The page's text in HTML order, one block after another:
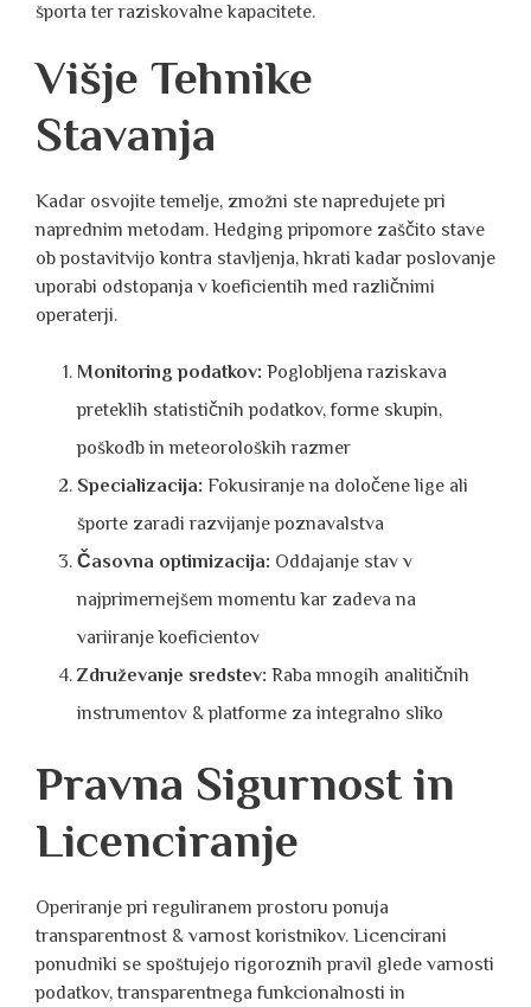
športa ter raziskovalne kapacitete.
Višje Tehnike
Stavanja
Kadar osvojite temelje, zmožni ste napredujete pri
naprednim metodam. Hedging pripomore zaščito stave
ob postavitvijo kontra stavljenja, hkrati kadar poslovanje
uporabi odstopanja v koeficientih med različnimi
operaterji.
Monitoring podatkov: Poglobljena raziskava
preteklih statističnih podatkov, forme skupin,
poškodb in meteoroloških razmer
Specializacija: Fokusiranje na določene lige ali
športe zaradi razvijanje poznavalstva
Časovna optimizacija: Oddajanje stav v
najprimernejšem momentu kar zadeva na
variiranje koeficientov
Združevanje sredstev: Raba mnogih analitičnih
instrumentov & platforme za integralno sliko
Pravna Sigurnost in
Licenciranje
Operiranje pri reguliranem prostoru ponuja
transparentnost & varnost koristnikov. Licencirani
ponudniki se spoštujejo rigoroznih pravil glede varnosti
podatkov, transparentnega funkcionalnosti in